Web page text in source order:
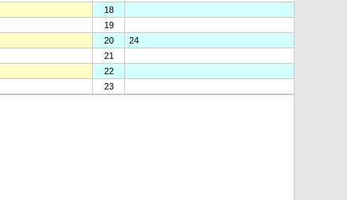
18
19
20
24
21
22
23